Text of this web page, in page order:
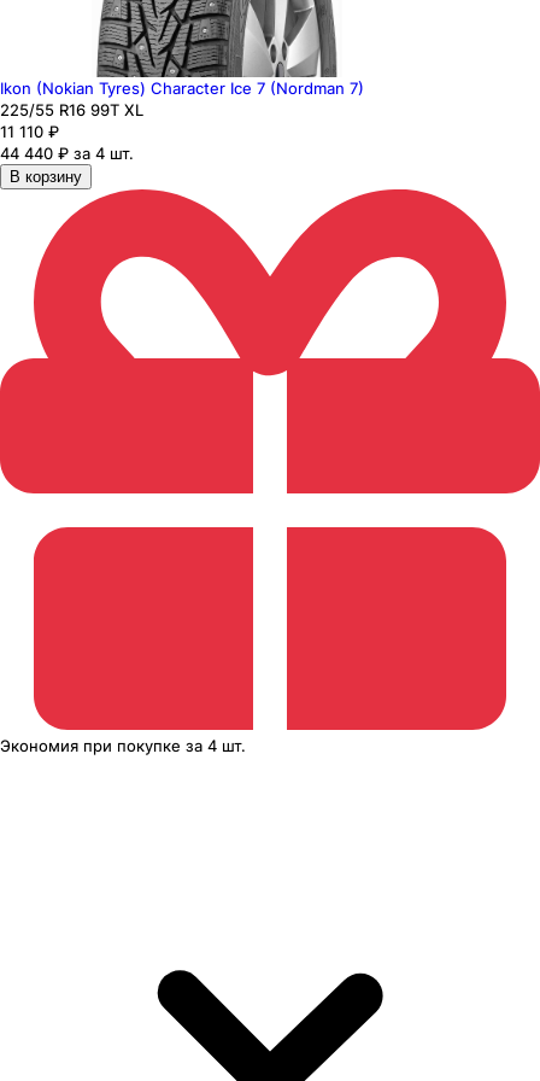
Ikon (Nokian Tyres) Character Ice 7 (Nordman 7)
225/55 R16 99T XL
11 110 ₽
44 440 ₽ за 4 шт.
В корзину
Экономия при покупке за 4 шт.